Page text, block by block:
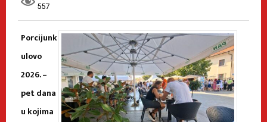
557
Porcijunk
ulovo
2026. –
pet dana
u kojima